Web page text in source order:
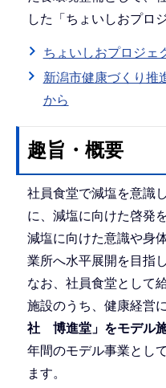
した「ちょいしおプロ
ちょいしおプロジェ
新潟市健康づくり推
から
趣旨・概要
社員食堂で減塩を意識
に、減塩に向けた啓発
減塩に向けた意識や身
業所へ水平展開を目指
なお、社員食堂として
施設のうち、健康経営
社 博進堂」をモデル
年間のモデル事業とし
ます。